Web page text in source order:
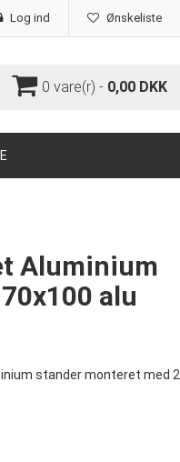
Ønskeliste
Log ind
0 vare(r) - 0,00 DKK
Aluminium
alu
stander monteret med 2